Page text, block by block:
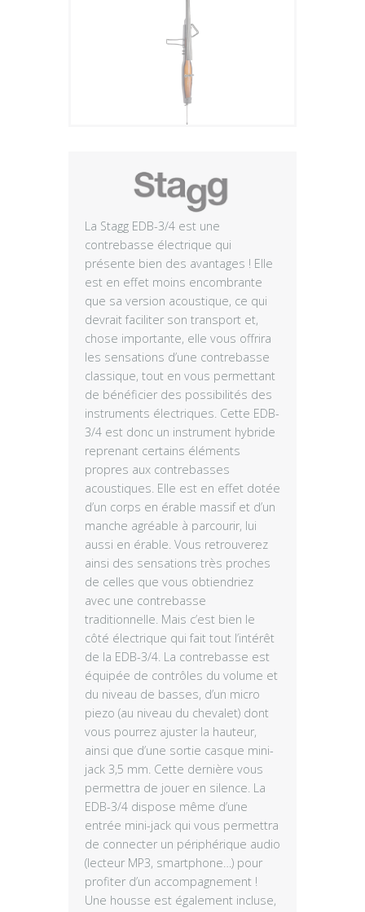
La Stagg EDB-3/4 est une
contrebasse électrique qui
présente bien des avantages ! Elle
est en effet moins encombrante
que sa version acoustique, ce qui
devrait faciliter son transport et,
chose importante, elle vous offrira
les sensations d’une contrebasse
classique, tout en vous permettant
de bénéficier des possibilités des
instruments électriques. Cette EDB-
3/4 est donc un instrument hybride
reprenant certains éléments
propres aux contrebasses
acoustiques. Elle est en effet dotée
d’un corps en érable massif et d’un
manche agréable à parcourir, lui
aussi en érable. Vous retrouverez
ainsi des sensations très proches
de celles que vous obtiendriez
avec une contrebasse
traditionnelle. Mais c’est bien le
côté électrique qui fait tout l’intérêt
de la EDB-3/4. La contrebasse est
équipée de contrôles du volume et
du niveau de basses, d’un micro
piezo (au niveau du chevalet) dont
vous pourrez ajuster la hauteur,
ainsi que d’une sortie casque mini-
jack 3,5 mm. Cette dernière vous
permettra de jouer en silence. La
EDB-3/4 dispose même d’une
entrée mini-jack qui vous permettra
de connecter un périphérique audio
(lecteur MP3, smartphone…) pour
profiter d’un accompagnement !
Une housse est également incluse,